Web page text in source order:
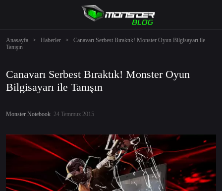
Anasayfa > Haberler > Canavarı Serbest Bıraktık! Monster Oyun Bilgisayarı ile
Tanışın
Canavarı Serbest Bıraktık! Monster Oyun
Bilgisayarı ile Tanışın
Monster Notebook 24 Temmuz 2015